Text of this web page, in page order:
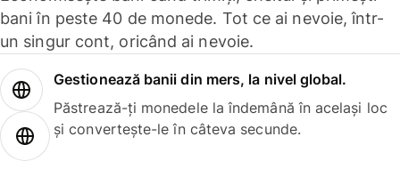
bani în peste 40 de monede. Tot ce ai nevoie, într-
un singur cont, oricând ai nevoie.
Gestionează banii din mers, la nivel global.
Păstrează-ți monedele la îndemână în același loc
și convertește-le în câteva secunde.